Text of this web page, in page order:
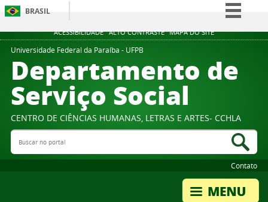
ACESSIBILIDADE ALTO CONTRASTE MAPA DO SITE
BRASIL
Simplifique!
Participe
Acesso à informação
Legislação
Universidade Federal da Paraíba - UFPB
Departamento de
Serviço Social
CENTRO DE CIÊNCIAS HUMANAS, LETRAS E ARTES- CCHLA
Buscar no portal
Contato